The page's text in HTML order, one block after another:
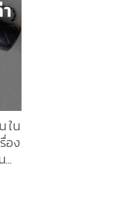
อ
รา
หา
ใน
อง